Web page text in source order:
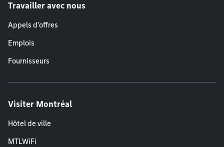
Travailler avec nous
Appels d'offres
Emplois
Fournisseurs
Visiter Montréal
Hôtel de ville
MTLWiFi